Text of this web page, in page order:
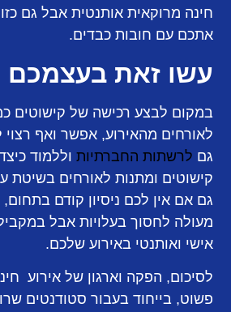
חינה מרוקאית אותנטית אבל גם
אתכם עם חובות כבדים.
עשו זאת בעצמכם
במקום לבצע רכישה של קישוטים
לאורחים מהאירוע, אפשר ואף רצוי
גם לרשתות החברתיות וללמוד
קישוטים ומתנות לאורחים
גם אם אין לכם ניסיון קודם
מעולה לחסוך בעלויות אבל
אישי ואותנטי באירוע שלכם.
לסיכום, הפקה וארגון של אירוע
פשוט, בייחוד בעבור סטודנטים